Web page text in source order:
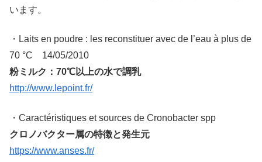
います。
・Laits en poudre : les reconstituer avec de l’eau à plus de
70 °C 14/05/2010
粉ミルク：70℃以上の水で調乳
http://www.lepoint.fr/
・Caractéristiques et sources de Cronobacter spp
クロノバクター属の特徴と発生元
https://www.anses.fr/